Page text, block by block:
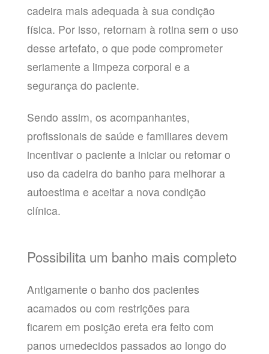
cadeira mais adequada à sua condição
física. Por isso, retornam à rotina sem o uso
desse artefato, o que pode comprometer
seriamente a limpeza corporal e a
segurança do paciente.
Sendo assim, os acompanhantes,
profissionais de saúde e familiares devem
incentivar o paciente a iniciar ou retomar o
uso da cadeira do banho para melhorar a
autoestima e aceitar a nova condição
clínica.
Possibilita um banho mais completo
Antigamente o banho dos pacientes
acamados ou com restrições para
ficarem em posição ereta era feito com
panos umedecidos passados ao longo do